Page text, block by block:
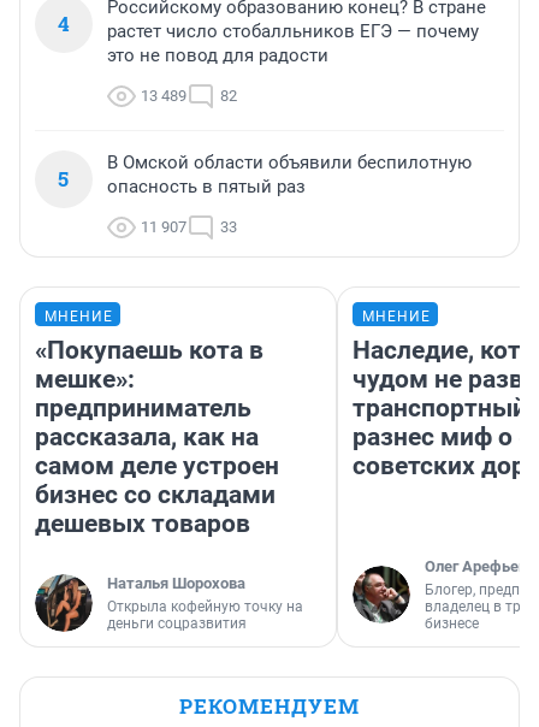
4
Российскому образованию конец? В стране
растет число стобалльников ЕГЭ — почему
это не повод для радости
13 489 82
5
В Омской области объявили беспилотную
опасность в пятый раз
11 907 33
МНЕНИЕ
«Покупаешь кота в
мешке»:
предприниматель
рассказала, как на
самом деле устроен
бизнес со складами
дешевых товаров
Наталья Шорохова
Открыла кофейную точку на
деньги соцразвития
МНЕНИЕ
Наследие,
чудом не
транспортный
разнес миф о
советских
Олег Арефьев
Блогер,
владелец в
бизнесе
РЕКОМЕНДУЕМ